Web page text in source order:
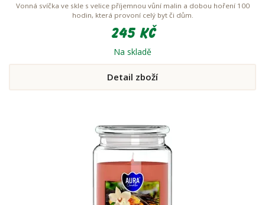
Vonná svíčka ve skle s velice příjemnou vůní malin a dobou hoření 100
hodin, která provoní celý byt či dům.
245 Kč
Na skladě
Detail zboží